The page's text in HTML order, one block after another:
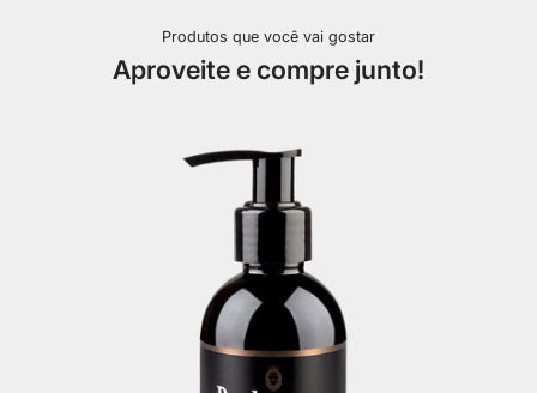
Produtos que você vai gostar
Aproveite e compre junto!